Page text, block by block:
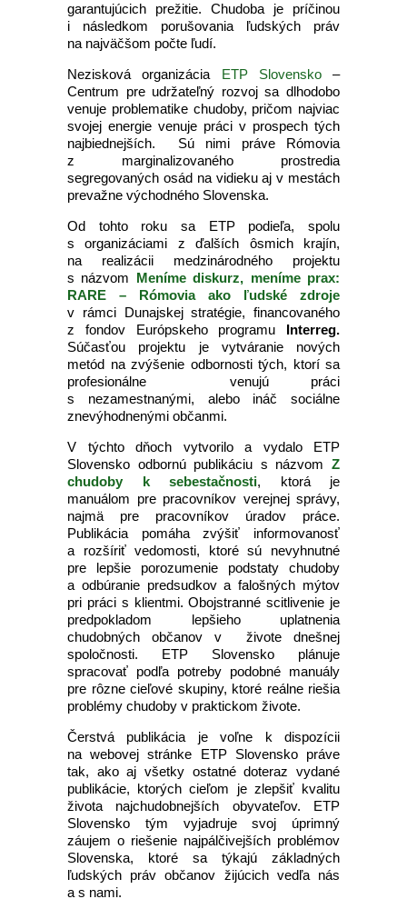
garantujúcich prežitie. Chudoba je príčinou
i následkom porušovania ľudských práv
na najväčšom počte ľudí.
Nezisková organizácia ETP Slovensko–
Centrum pre udržateľný rozvoj sa dlhodobo
venuje problematike chudoby, pričom najviac
svojej energie venuje práci v prospech tých
najbiednejších. Sú nimi práve Rómovia
z marginalizovaného prostredia
segregovaných osád na vidieku aj v mestách
prevažne východného Slovenska.
Od tohto roku sa ETP podieľa, spolu
s organizáciami z ďalších ôsmich krajín,
na realizácii medzinárodného projektu
s názvom Meníme diskurz, meníme prax:
RARE – Rómovia ako ľudské zdroje
v rámci Dunajskej stratégie, financovaného
z fondov Európskeho programu Interreg.
Súčasťou projektu je vytváranie nových
metód na zvýšenie odbornosti tých, ktorí sa
profesionálne venujú práci
s nezamestnanými, alebo ináč sociálne
znevýhodnenými občanmi.
V týchto dňoch vytvorilo a vydalo ETP
Slovensko odbornú publikáciu s názvom Z
chudoby k sebestačnosti, ktorá je
manuálom pre pracovníkov verejnej správy,
najmä pre pracovníkov úradov práce.
Publikácia pomáha zvýšiť informovanosť
a rozšíriť vedomosti, ktoré sú nevyhnutné
pre lepšie porozumenie podstaty chudoby
a odbúranie predsudkov a falošných mýtov
pri práci s klientmi. Obojstranné scitlivenie je
predpokladom lepšieho uplatnenia
chudobných občanov v živote dnešnej
spoločnosti. ETP Slovensko plánuje
spracovať podľa potreby podobné manuály
pre rôzne cieľové skupiny, ktoré reálne riešia
problémy chudoby v praktickom živote.
Čerstvá publikácia je voľne k dispozícii
na webovej stránke ETP Slovensko práve
tak, ako aj všetky ostatné doteraz vydané
publikácie, ktorých cieľom je zlepšiť kvalitu
života najchudobnejších obyvateľov. ETP
Slovensko tým vyjadruje svoj úprimný
záujem o riešenie najpálčivejších problémov
Slovenska, ktoré sa týkajú základných
ľudských práv občanov žijúcich vedľa nás
a s nami.